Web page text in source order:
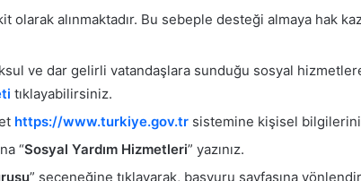
olarak alınmaktadır. Bu sebeple desteği almaya hak
ve dar gelirli vatandaşlara sunduğu sosyal
tıklayabilirsiniz.
https://www.turkiye.gov.tr sistemine kişisel
“Sosyal Yardım Hizmetleri” yazınız.
” seçeneğine tıklayarak, başvuru sayfasına